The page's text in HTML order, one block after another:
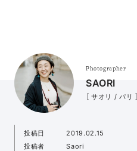
Photographer
SAORI
［ サオリ / パリ ］
投稿日
2019.02.15
投稿者
Saori